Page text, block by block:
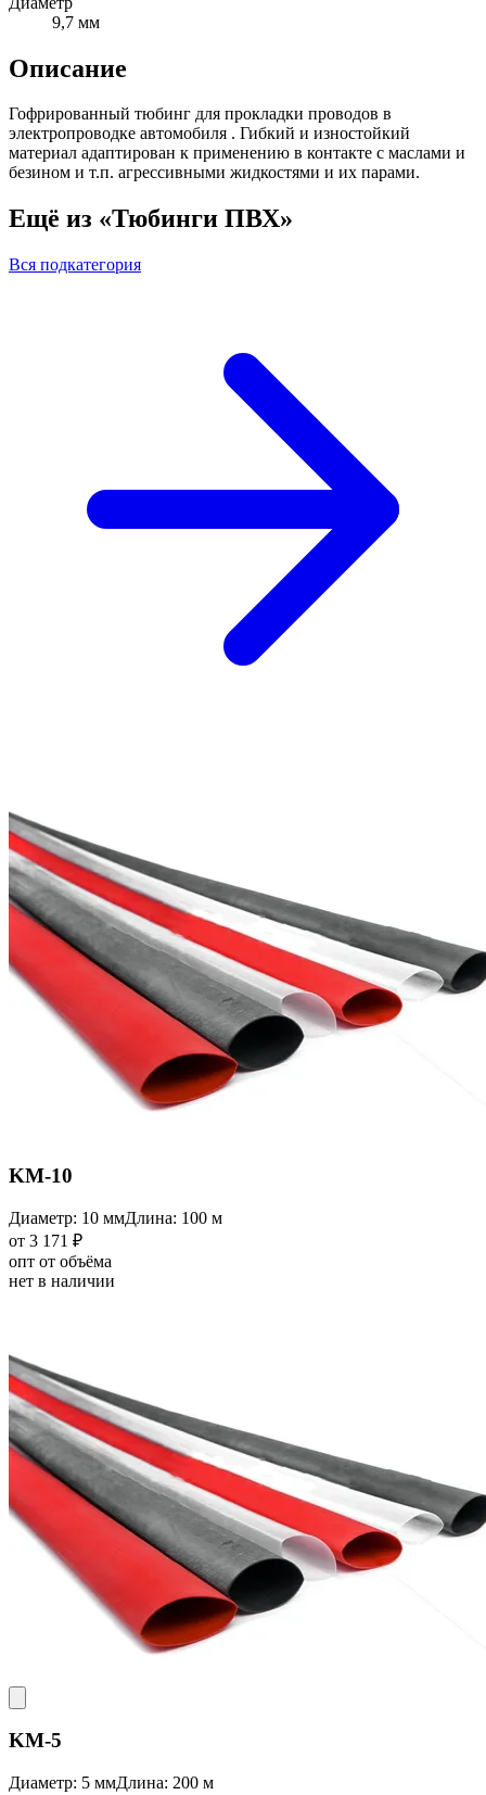
9,7 мм
Описание
Гофрированный тюбинг для прокладки проводов в
электропроводке автомобиля . Гибкий и изностойкий
материал адаптирован к применению в контакте с маслами и
безином и т.п. агрессивными жидкостями и их парами.
Ещё из «Тюбинги ПВХ»
Вся подкатегория
KM-10
Диаметр: 10 ммДлина: 100 м
от 3 171 ₽
опт от объёма
нет в наличии
KM-5
Диаметр: 5 ммДлина: 200 м